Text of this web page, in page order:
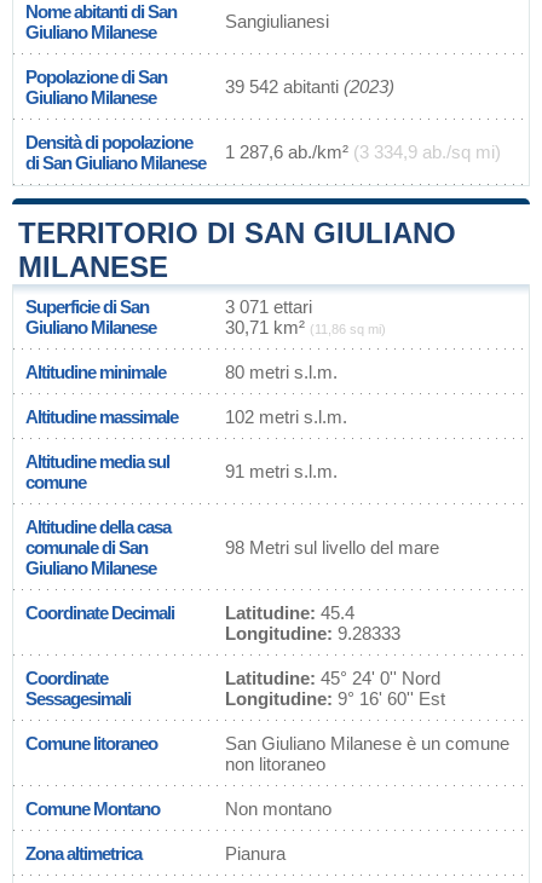
Nome abitanti di San
Giuliano Milanese
Sangiulianesi
Popolazione di San
Giuliano Milanese
39 542 abitanti (2023)
Densità di popolazione
di San Giuliano Milanese
1 287,6 ab./km² (3 334,9 ab./sq mi)
TERRITORIO DI SAN GIULIANO
MILANESE
Superficie di San
Giuliano Milanese
3 071 ettari
30,71 km² (11,86 sq mi)
Altitudine minimale 80 metri s.l.m.
Altitudine massimale 102 metri s.l.m.
Altitudine media sul
comune
91 metri s.l.m.
Altitudine della casa
comunale di San
Giuliano Milanese
98 Metri sul livello del mare
Coordinate Decimali Latitudine: 45.4
Longitudine: 9.28333
Coordinate
Sessagesimali
Latitudine: 45° 24' 0'' Nord
Longitudine: 9° 16' 60'' Est
Comune litoraneo
San Giuliano Milanese è un comune
non litoraneo
Comune Montano Non montano
Zona altimetrica Pianura